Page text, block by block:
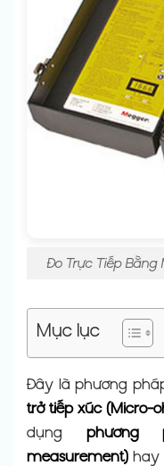
Đo Trực Tiếp Bằng
Mục lục
Đây là phương
trở tiếp xúc (Micro-
dụng phương
measurement) hay